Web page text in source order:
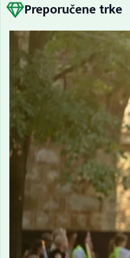
Preporučene trke